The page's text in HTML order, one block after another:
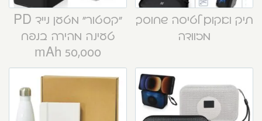
תיק ואקום לטיסה שחוסך
מזוודה
“קסטור” מטען נייד PD
טעינה מהירה בנפח
50,000 mAh